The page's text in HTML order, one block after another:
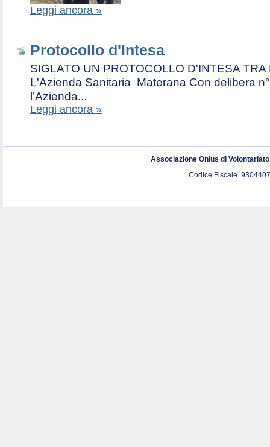
Leggi ancora »
Protocollo d'Intesa
SIGLATO UN PROTOCOLLO D'INTESA
L'Azienda Sanitaria Materana Con delibera
l’Azienda...
Leggi ancora »
Associazione Onlus di
Codice Fiscale.